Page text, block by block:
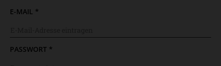
E-MAIL *
PASSWORT *